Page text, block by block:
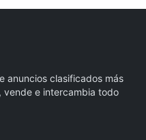
anuncios clasificados más
vende e intercambia todo